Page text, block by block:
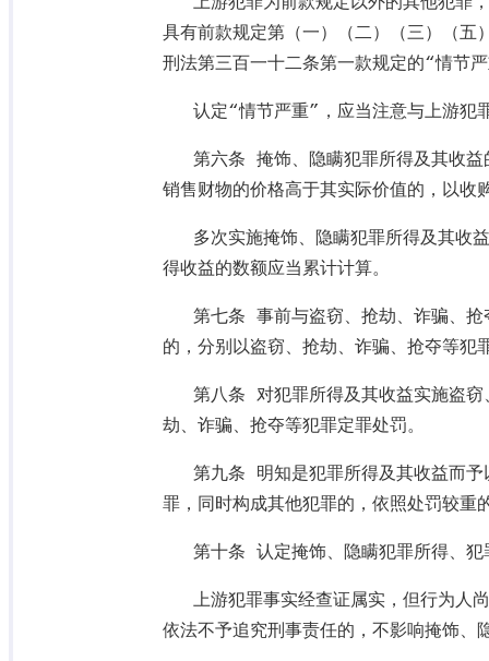
具有前款规定第（一）（二）（三）（五
刑法第三百一十二条第一款规定的“情节
认定“情节严重”，应当注意与上游犯
第六条 掩饰、隐瞒犯罪所得及其收
销售财物的价格高于其实际价值的，以收
多次实施掩饰、隐瞒犯罪所得及其收
得收益的数额应当累计计算。
第七条 事前与盗窃、抢劫、诈骗、
的，分别以盗窃、抢劫、诈骗、抢夺等犯
第八条 对犯罪所得及其收益实施盗
劫、诈骗、抢夺等犯罪定罪处罚。
第九条 明知是犯罪所得及其收益而
罪，同时构成其他犯罪的，依照处罚较重
第十条 认定掩饰、隐瞒犯罪所得、
上游犯罪事实经查证属实，但行为人
依法不予追究刑事责任的，不影响掩饰、